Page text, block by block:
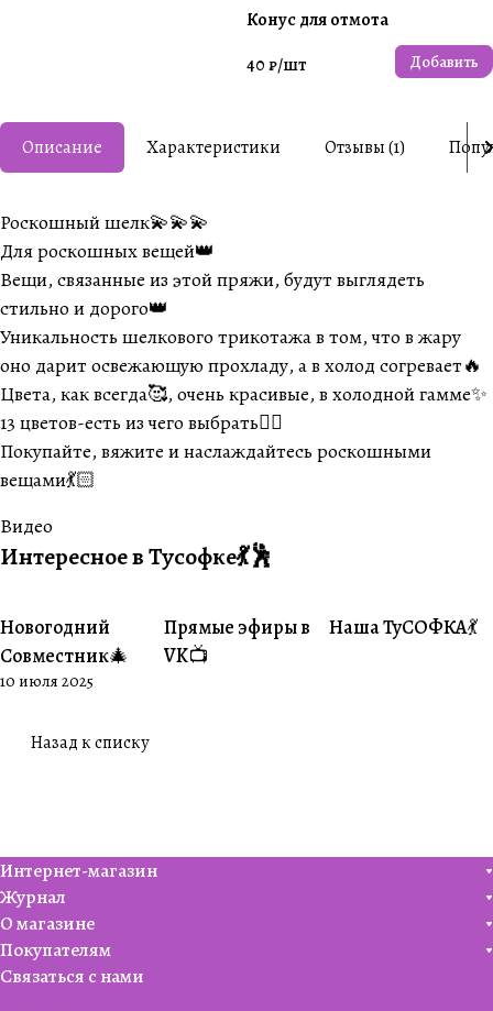
Конус для отмота
40 ₽/шт Добавить
Описание Характеристики Отзывы (1)
Роскошный шелк💫💫💫
Для роскошных вещей👑
Вещи, связанные из этой пряжи, будут выглядеть
стильно и дорого👑
Уникальность шелкового трикотажа в том, что в жару
оно дарит освежающую прохладу, а в холод согревает🔥
Цвета, как всегда🥰, очень красивые, в холодной гамме✨
13 цветов-есть из чего выбрать👌🏼
Покупайте, вяжите и наслаждайтесь роскошными
вещами💃🏻
Видео
Интересное в Тусофке💃🕺
#Совместники
Новогодний
Совместник🎄
10 июля 2025
#Житуха
Прямые эфиры в
VK📺
#Совместники
Наша ТуСОФКА💃
Назад к списку
Интернет-магазин
Журнал
О магазине
Покупателям
Связаться с нами